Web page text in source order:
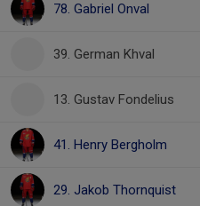
78. Gabriel Onval
39. German Khval
13. Gustav Fondelius
41. Henry Bergholm
29. Jakob Thornquist